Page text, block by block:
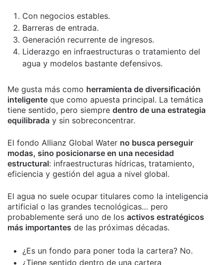
Con negocios estables.
Barreras de entrada.
Generación recurrente de ingresos.
Liderazgo en infraestructuras o tratamiento del
agua y modelos bastante defensivos.
Me gusta más como herramienta de diversificación
inteligente que como apuesta principal. La temática
tiene sentido, pero siempre dentro de una estrategia
equilibrada y sin sobreconcentrar.
El fondo Allianz Global Water no busca perseguir
modas, sino posicionarse en una necesidad
estructural: infraestructuras hídricas, tratamiento,
eficiencia y gestión del agua a nivel global.
El agua no suele ocupar titulares como la inteligencia
artificial o las grandes tecnológicas… pero
probablemente será uno de los activos estratégicos
más importantes de las próximas décadas.
¿Es un fondo para poner toda la cartera? No.
¿Tiene sentido dentro de una cartera